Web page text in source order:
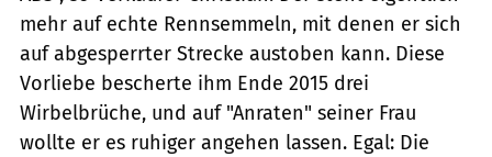
mehr auf echte Rennsemmeln, mit denen er sich
auf abgesperrter Strecke austoben kann. Diese
Vorliebe bescherte ihm Ende 2015 drei
Wirbelbrüche, und auf "Anraten" seiner Frau
wollte er es ruhiger angehen lassen. Egal: Die